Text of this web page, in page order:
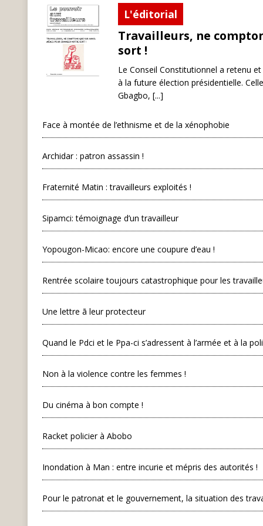
L'éditorial
Travailleurs, ne
sort !
Le Conseil Constitutionnel a retenu
à la future élection présidentielle.
Gbagbo, [...]
Face à montée de l’ethnisme et de la xénophobie
Archidar : patron assassin !
Fraternité Matin : travailleurs exploités !
Sipamci: témoignage d’un travailleur
Yopougon-Micao: encore une coupure d’eau !
Rentrée scolaire toujours catastrophique pour les
Une lettre ā leur protecteur
Quand le Pdci et le Ppa-ci s’adressent à l’armée et à la
Non à la violence contre les femmes !
Du cinéma à bon compte !
Racket policier à Abobo
Inondation à Man : entre incurie et mépris des autorités !
Pour le patronat et le gouvernement, la situation des